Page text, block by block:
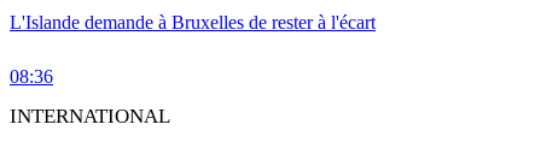
L'Islande demande à Bruxelles de rester à l'écart
08:36
INTERNATIONAL